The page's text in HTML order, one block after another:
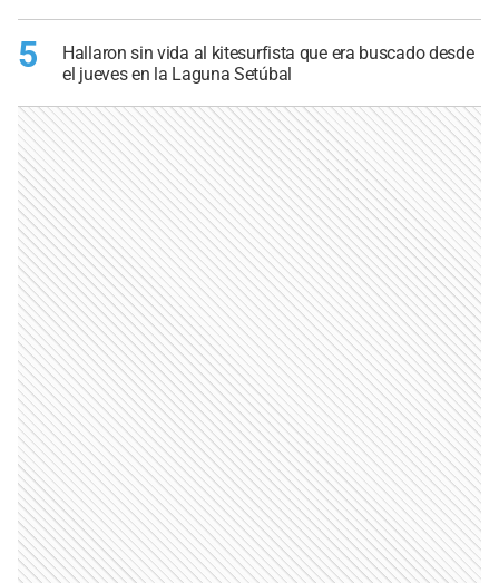
5
Hallaron sin vida al kitesurfista que era buscado desde
el jueves en la Laguna Setúbal